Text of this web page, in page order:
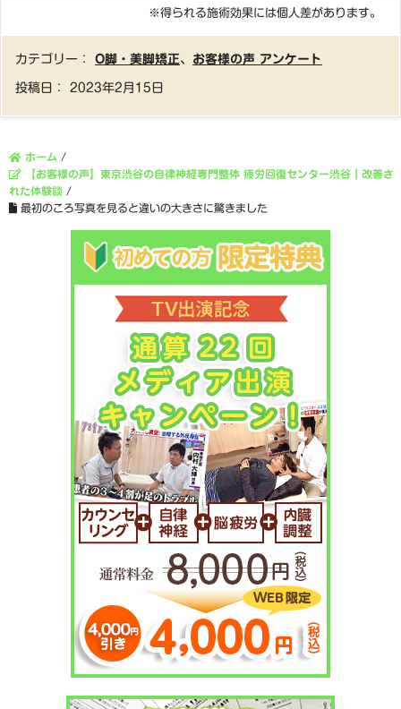
※得られる施術効果には個人差があります。
カテゴリー： O脚・美脚矯正、 お客様の声 アンケート
投稿日： 2023年2月15日
ホーム /
【お客様の声】東京渋谷の自律神経専門整体 疲労回復センター渋谷｜改善さ
れた体験談 /
最初のころ写真を見ると違いの大きさに驚きました